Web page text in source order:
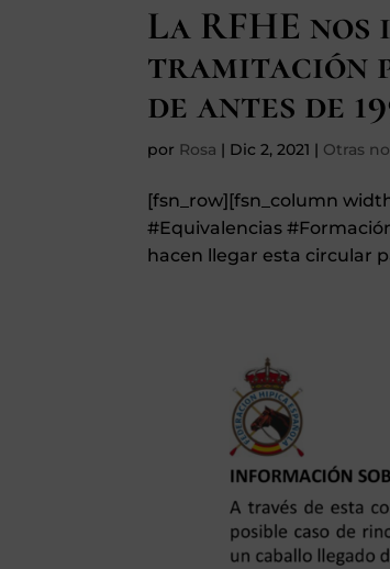
La RFHE
tramitación
de antes de
por Rosa | Dic 2, 2021 | Otras
[fsn_row][fsn_column
#Equivalencias
hacen llegar esta circular